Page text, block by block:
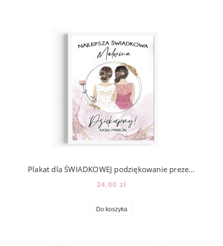
Plakat dla ŚWIADKOWEJ podziękowanie prezent - wzór PS1
24,00 zł
Do koszyka